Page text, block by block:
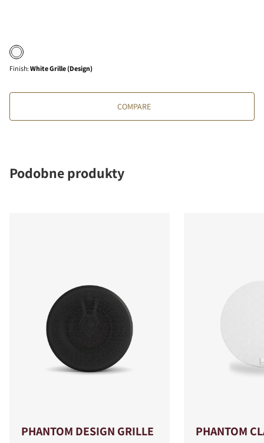
Finish: White Grille (Design)
COMPARE
Podobne produkty
PHANTOM DESIGN GRILLE PHANTOM